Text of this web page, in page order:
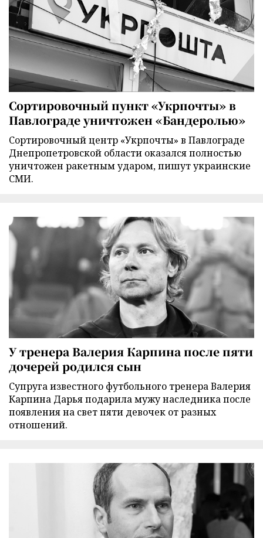
Сортировочный пункт «Укрпочты» в
Павлограде уничтожен «Бандеролью»
Сортировочный центр «Укрпочты» в Павлограде
Днепропетровской области оказался полностью
уничтожен ракетным ударом, пишут украинские
СМИ.
У тренера Валерия Карпина после пяти
дочерей родился сын
Супруга известного футбольного тренера Валерия
Карпина Дарья подарила мужу наследника после
появления на свет пяти девочек от разных
отношений.